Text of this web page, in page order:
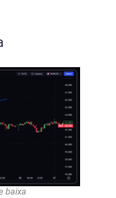
baixa